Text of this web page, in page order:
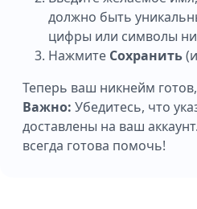
должно быть
цифры или символы
Нажмите Сохранить
Теперь ваш никнейм
Важно: Убедитесь, что
доставлены на ваш
всегда готова помочь!